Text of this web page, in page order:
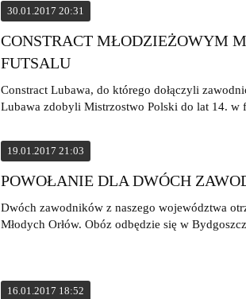
30.01.2017 20:31
CONSTRACT MŁODZIEŻOWYM
FUTSALU
Constract Lubawa, do którego dołączyli
Lubawa zdobyli Mistrzostwo Polski do lat 14. w
19.01.2017 21:03
POWOŁANIE DLA DWÓCH
Dwóch zawodników z naszego województwa
Młodych Orłów. Obóz odbędzie się w
16.01.2017 18:52